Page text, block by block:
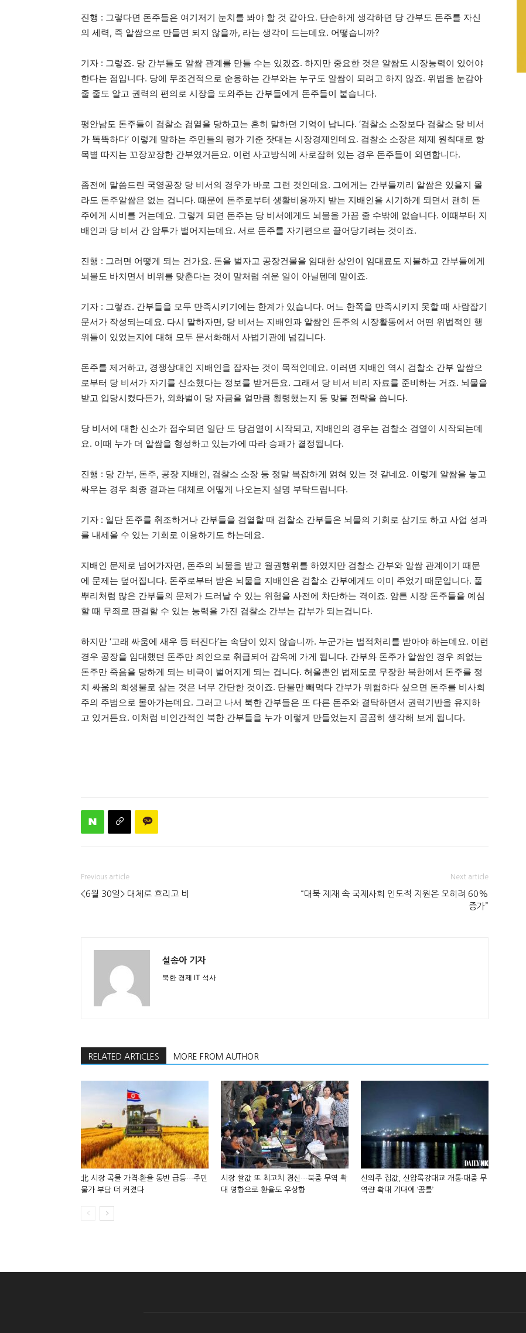
진행 : 그렇다면 돈주들은 여기저기 눈치를 봐야 할 것 같아요. 단순하게 생각하면 당 간부도 돈주를 자신
의 세력, 즉 알쌈으로 만들면 되지 않을까, 라는 생각이 드는데요. 어떻습니까?
기자 : 그렇죠. 당 간부들도 알쌈 관계를 만들 수는 있겠죠. 하지만 중요한 것은 알쌈도 시장능력이 있어야
한다는 점입니다. 당에 무조건적으로 순응하는 간부와는 누구도 알쌈이 되려고 하지 않죠. 위법을 눈감아
줄 줄도 알고 권력의 편의로 시장을 도와주는 간부들에게 돈주들이 붙습니다.
평안남도 돈주들이 검찰소 검열을 당하고는 흔히 말하던 기억이 납니다. ‘검찰소 소장보다 검찰소 당 비서
가 똑똑하다’ 이렇게 말하는 주민들의 평가 기준 잣대는 시장경제인데요. 검찰소 소장은 체제 원칙대로 항
목별 따지는 꼬장꼬장한 간부였거든요. 이런 사고방식에 사로잡혀 있는 경우 돈주들이 외면합니다.
좀전에 말씀드린 국영공장 당 비서의 경우가 바로 그런 것인데요. 그에게는 간부들끼리 알쌈은 있을지 몰
라도 돈주알쌈은 없는 겁니다. 때문에 돈주로부터 생활비용까지 받는 지배인을 시기하게 되면서 괜히 돈
주에게 시비를 거는데요. 그렇게 되면 돈주는 당 비서에게도 뇌물을 가끔 줄 수밖에 없습니다. 이때부터 지
배인과 당 비서 간 암투가 벌어지는데요. 서로 돈주를 자기편으로 끌어당기려는 것이죠.
진행 : 그러면 어떻게 되는 건가요. 돈을 벌자고 공장건물을 임대한 상인이 임대료도 지불하고 간부들에게
뇌물도 바치면서 비위를 맞춘다는 것이 말처럼 쉬운 일이 아닐텐데 말이죠.
기자 : 그렇죠. 간부들을 모두 만족시키기에는 한계가 있습니다. 어느 한쪽을 만족시키지 못할 때 사람잡기
문서가 작성되는데요. 다시 말하자면, 당 비서는 지배인과 알쌈인 돈주의 시장활동에서 어떤 위법적인 행
위들이 있었는지에 대해 모두 문서화해서 사법기관에 넘깁니다.
돈주를 제거하고, 경쟁상대인 지배인을 잡자는 것이 목적인데요. 이러면 지배인 역시 검찰소 간부 알쌈으
로부터 당 비서가 자기를 신소했다는 정보를 받거든요. 그래서 당 비서 비리 자료를 준비하는 거죠. 뇌물을
받고 입당시켰다든가, 외화벌이 당 자금을 얼만큼 횡령했는지 등 맞불 전략을 씁니다.
당 비서에 대한 신소가 접수되면 일단 도 당검열이 시작되고, 지배인의 경우는 검찰소 검열이 시작되는데
요. 이때 누가 더 알쌈을 형성하고 있는가에 따라 승패가 결정됩니다.
진행 : 당 간부, 돈주, 공장 지배인, 검찰소 소장 등 정말 복잡하게 얽혀 있는 것 같네요. 이렇게 알쌈을 놓고
싸우는 경우 최종 결과는 대체로 어떻게 나오는지 설명 부탁드립니다.
기자 : 일단 돈주를 취조하거나 간부들을 검열할 때 검찰소 간부들은 뇌물의 기회로 삼기도 하고 사업 성과
를 내세울 수 있는 기회로 이용하기도 하는데요.
지배인 문제로 넘어가자면, 돈주의 뇌물을 받고 월권행위를 하였지만 검찰소 간부와 알쌈 관계이기 때문
에 문제는 덮어집니다. 돈주로부터 받은 뇌물을 지배인은 검찰소 간부에게도 이미 주었기 때문입니다. 풀
뿌리처럼 많은 간부들의 문제가 드러날 수 있는 위험을 사전에 차단하는 격이죠. 암튼 시장 돈주들을 예심
할 때 무죄로 판결할 수 있는 능력을 가진 검찰소 간부는 갑부가 되는겁니다.
하지만 ‘고래 싸움에 새우 등 터진다’는 속담이 있지 않습니까. 누군가는 법적처리를 받아야 하는데요. 이런
경우 공장을 임대했던 돈주만 죄인으로 취급되어 감옥에 가게 됩니다. 간부와 돈주가 알쌈인 경우 죄없는
돈주만 죽음을 당하게 되는 비극이 벌어지게 되는 겁니다. 허울뿐인 법제도로 무장한 북한에서 돈주를 정
치 싸움의 희생물로 삼는 것은 너무 간단한 것이죠. 단물만 빼먹다 간부가 위험하다 싶으면 돈주를 비사회
주의 주범으로 몰아가는데요. 그러고 나서 북한 간부들은 또 다른 돈주와 결탁하면서 권력기반을 유지하
고 있거든요. 이처럼 비인간적인 북한 간부들을 누가 이렇게 만들었는지 곰곰히 생각해 보게 됩니다.
Previous article
<6월 30일> 대체로 흐리고 비
Next article
“대북 제재 속 국제사회 인도적 지원은 오히려 60%
증가”
설송아 기자
북한 경제 IT 석사
RELATED ARTICLES MORE FROM AUTHOR
北 시장 곡물 가격·환율 동반 급등…주민
물가 부담 더 커졌다
시장 쌀값 또 최고치 경신…북중 무역 확
대 영향으로 환율도 우상향
신의주 집값, 신압록강대교 개통·대중 무
역량 확대 기대에 ‘꿈틀’